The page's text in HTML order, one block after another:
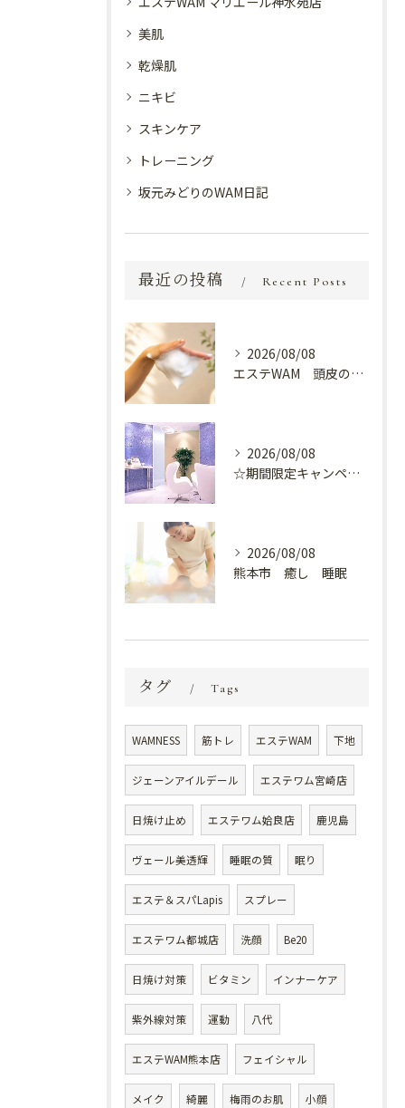
美肌
乾燥肌
ニキビ
スキンケア
トレーニング
坂元みどりのWAM日記
最近の投稿 Recent Posts
2026/08/08
エステWAM 頭皮の健康
2026/08/08
☆期間限定キャンペーン開催中☆
2026/08/08
熊本市 癒し 睡眠
タグ Tags
WAMNESS 筋トレ エステWAM 下地
ジェーンアイルデール エステワム宮崎店
日焼け止め エステワム姶良店 鹿児島
ヴェール美透輝 睡眠の質 眠り
エステ＆スパLapis スプレー
エステワム都城店 洗顔 Be20
日焼け対策 ビタミン インナーケア
紫外線対策 運動 八代
エステWAM熊本店 フェイシャル
メイク 綺麗 梅雨のお肌 小顔